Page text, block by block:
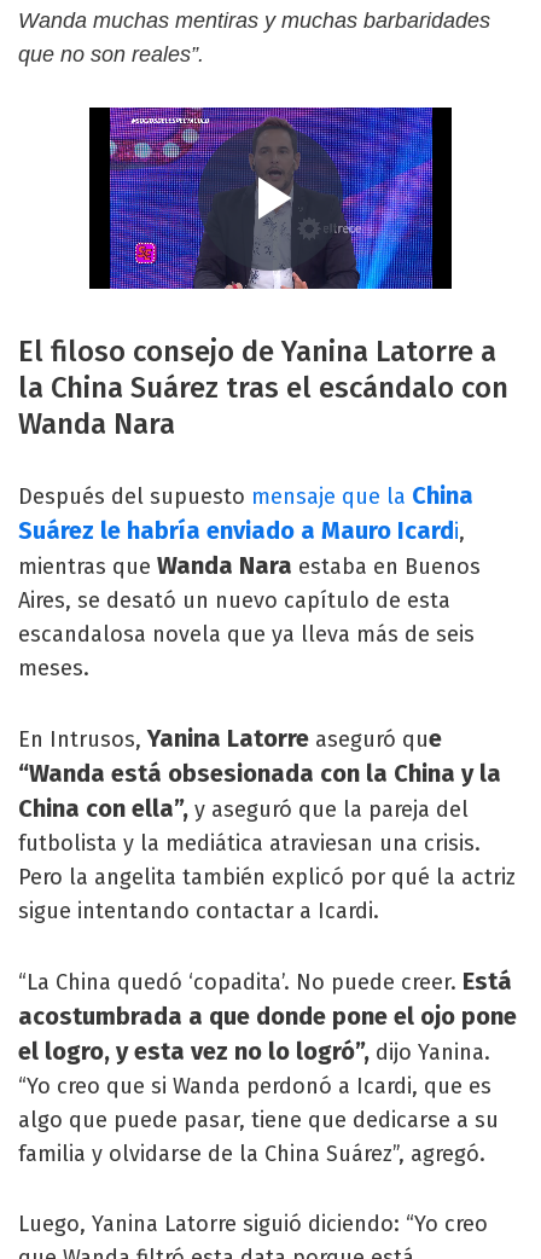
Wanda muchas mentiras y muchas barbaridades
que no son reales”.
El filoso consejo de Yanina Latorre a
la China Suárez tras el escándalo con
Wanda Nara
Después del supuesto mensaje que la China
Suárez le habría enviado a Mauro Icardi,
mientras que Wanda Nara estaba en Buenos
Aires, se desató un nuevo capítulo de esta
escandalosa novela que ya lleva más de seis
meses.
En Intrusos,Yanina Latorre aseguró que
“Wanda está obsesionada con la China y la
China con ella”, y aseguró que la pareja del
futbolista y la mediática atraviesan una crisis.
Pero la angelita también explicó por qué la actriz
sigue intentando contactar a Icardi.
“La China quedó ‘copadita’. No puede creer. Está
acostumbrada a que donde pone el ojo pone
el logro, y esta vez no lo logró”, dijo Yanina.
“Yo creo que si Wanda perdonó a Icardi, que es
algo que puede pasar, tiene que dedicarse a su
familia y olvidarse de la China Suárez”, agregó.
Luego, Yanina Latorre siguió diciendo: “Yo creo